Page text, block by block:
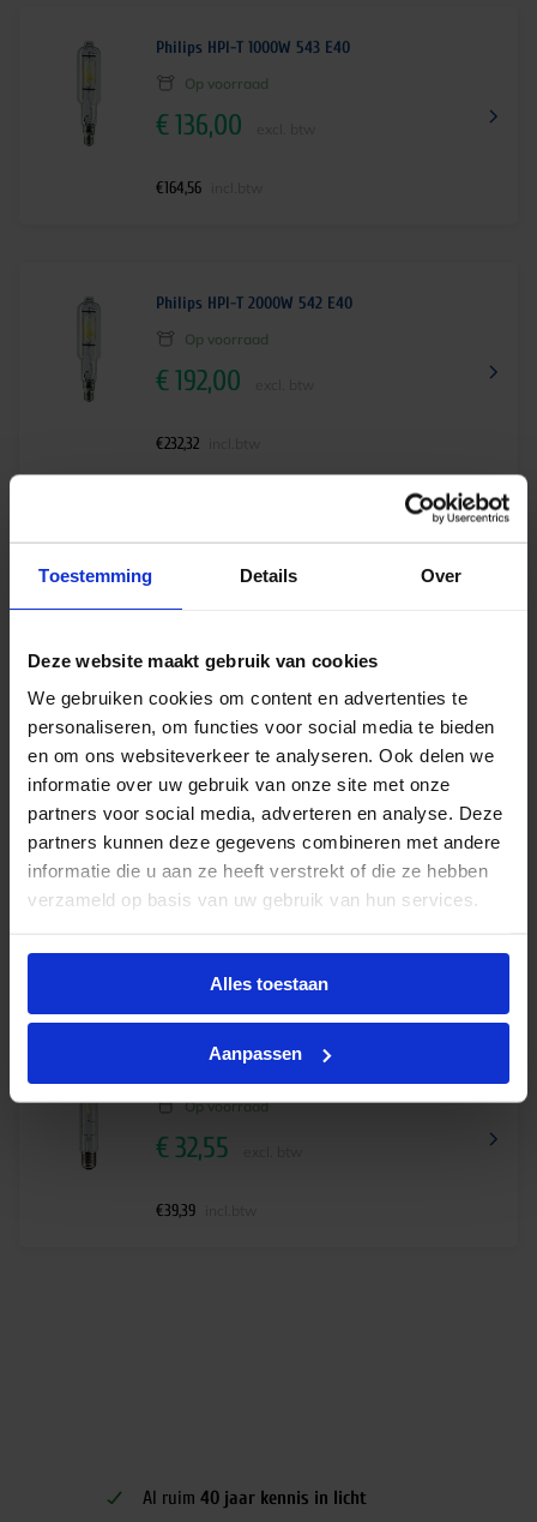
Toestemming Details Over
Deze website maakt gebruik van cookies
We gebruiken cookies om content en advertenties te
personaliseren, om functies voor social media te bieden
en om ons websiteverkeer te analyseren. Ook delen we
informatie over uw gebruik van onze site met onze
partners voor social media, adverteren en analyse. Deze
partners kunnen deze gegevens combineren met andere
informatie die u aan ze heeft verstrekt of die ze hebben
verzameld op basis van uw gebruik van hun services.
Alles toestaan
Aanpassen
Philips HPI-T 1000W 543 E40
Op voorraad
€136,00
€164,56
Philips HPI-T 2000W 542 E40
Op voorraad
€192,00
€232,32
€219,01 incl.btw
Philips Master HPI-T Plus 250W 645 E40
Op voorraad
€ 36,15 excl. btw
€43,74 incl.btw
Philips Master HPI-T Plus 400W 645 E40
Op voorraad
€32,55
€39,39
Al ruim 40 jaar kennis in licht